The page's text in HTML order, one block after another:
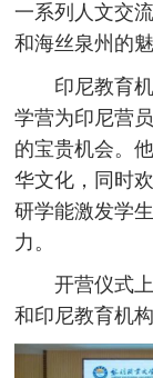
一系列人文交
和海丝泉州的魅
印尼教育
学营为印尼营
的宝贵机会。
华文化，同时
研学能激发学
力。
开营仪式
和印尼教育机